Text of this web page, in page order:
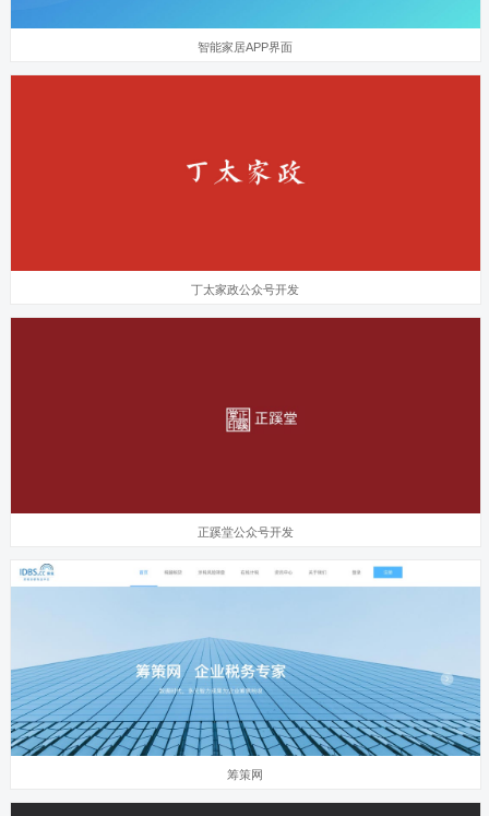
智能家居APP界面
丁太家政公众号开发
正蹊堂公众号开发
筹策网